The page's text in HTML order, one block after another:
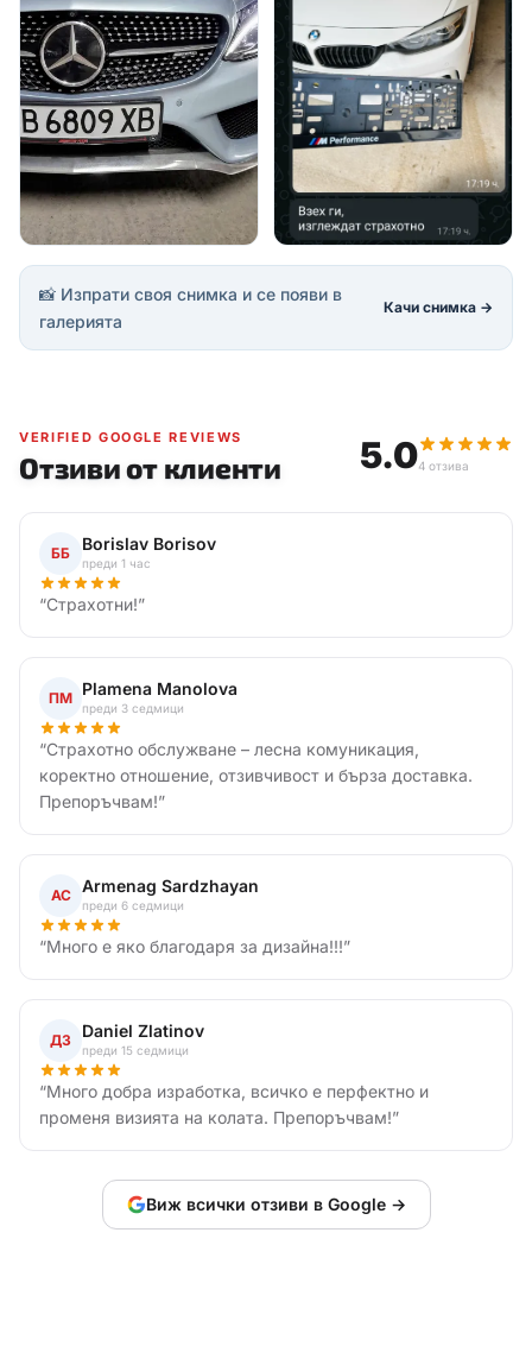
📸 Изпрати своя снимка и се появи в
галерията
Качи снимка →
VERIFIED GOOGLE REVIEWS
Отзиви от клиенти 5.04 отзива
ББ Borislav Borisov
преди 1 час
“Страхотни!”
ПМ Plamena Manolova
преди 3 седмици
“Страхотно обслужване – лесна комуникация,
коректно отношение, отзивчивост и бърза доставка.
Препоръчвам!”
АС Armenag Sardzhayan
преди 6 седмици
“Много е яко благодаря за дизайна!!!”
ДЗ Daniel Zlatinov
преди 15 седмици
“Много добра изработка, всичко е перфектно и
променя визията на колата. Препоръчвам!”
Виж всички отзиви в Google →